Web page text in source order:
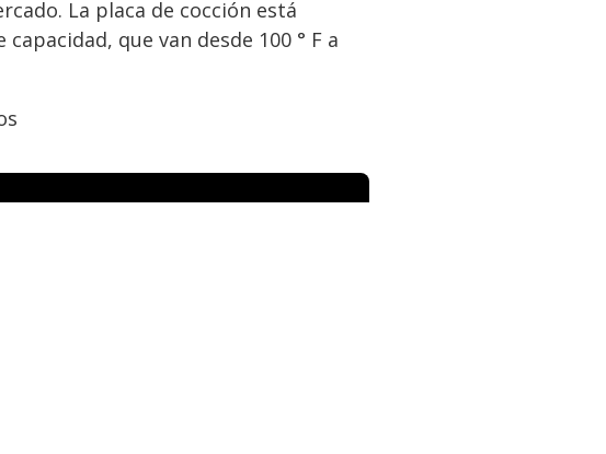
La placa de cocción está
que van desde 100 ° F a